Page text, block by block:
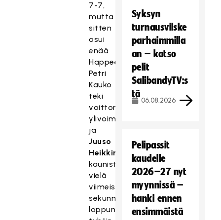
7-7,
mutta
sitten
osui
enää
Happee.
Petri
Kauko
teki
voittomaalin
ylivoimalla,
ja
Juuso
Heikkinen
kaunisteli
vielä
viimeisillä
sekunneilla
loppunumerot
Syksyn
turnausvilske
parhaimmilla
an – katso
pelit
SalibandyTV:s
tä
06.08.2026
Pelipassit
kaudelle
2026–27 nyt
myynnissä –
hanki ennen
ensimmäistä